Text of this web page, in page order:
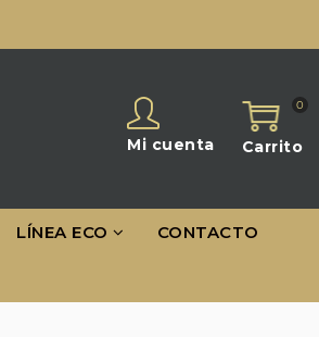
Mi cuenta
0
Carrito
LÍNEA ECO CONTACTO